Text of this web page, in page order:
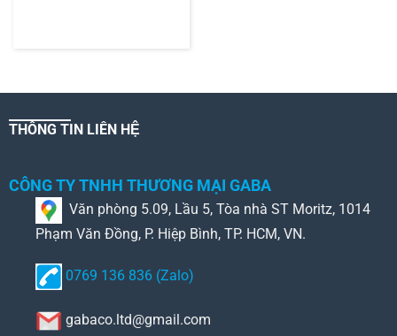
THÔNG TIN LIÊN HỆ
CÔNG TY TNHH THƯƠNG MẠI GABA
Văn phòng 5.09, Lầu 5, Tòa nhà ST Moritz, 1014
Phạm Văn Đồng, P. Hiệp Bình, TP. HCM, VN.
0769 136 836 (Zalo)
gabaco.ltd@gmail.com